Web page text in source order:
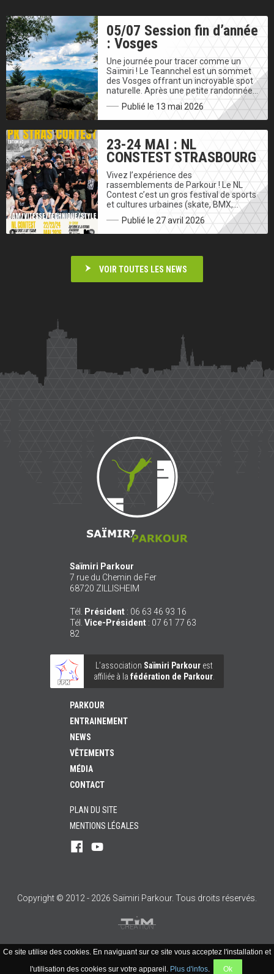
Ce site utilise des cookies. En naviguant sur ce site vous acceptez l'installation et
l'utilisation des cookies sur votre appareil. Plus d'infos. Ok
05/07 Session fin d’année
: Vosges
Une journée pour tracer comme un
Saïmiri ! Le Teannchel est un sommet
des Vosges offrant un incroyable spot
naturelle. Après une petite randonnée…
Publié le 13 mai 2026
23-24 MAI : NL
CONSTEST STRASBOURG
Vivez l’expérience des
rassemblements de Parkour ! Le NL
Contest c’est un gros festival de sports
et cultures urbaines (skate, BMX,…
Publié le 27 avril 2026
VOIR TOUTES LES NEWS
Saïmiri
Parkour
Saïmiri Parkour
7 rue du Chemin de Fer
68720 ZILLISHEIM
Tél. Président : 06 63 46 93 16
Tél. Vice-Président : 07 61 77 63
82
L’association Saïmiri Parkourest
affiliée à la fédération de Parkour.
PARKOUR
ENTRAINEMENT
NEWS
VÊTEMENTS
MÉDIA
CONTACT
PLAN DU SITE
MENTIONS LÉGALES
Rejoignez-
Copyright © 2012 - 2026 Saïmiri Parkour. Tous droits réservés.